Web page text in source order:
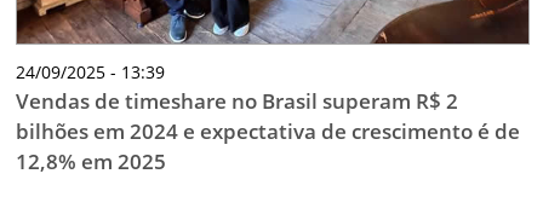
24/09/2025 - 13:39
Vendas de timeshare no Brasil superam R$ 2
bilhões em 2024 e expectativa de crescimento é de
12,8% em 2025